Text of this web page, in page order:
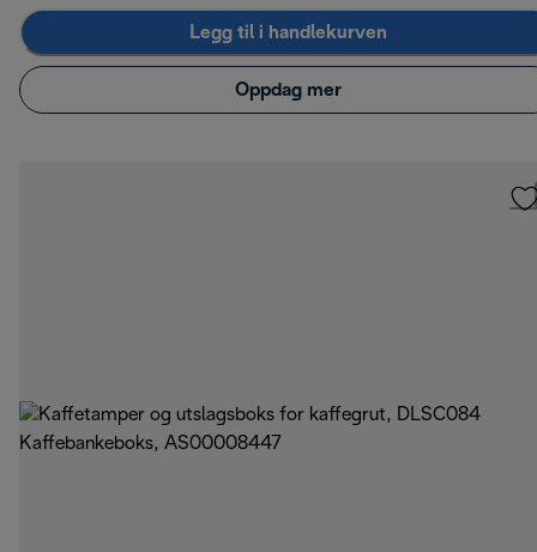
Legg til i handlekurven
Oppdag mer